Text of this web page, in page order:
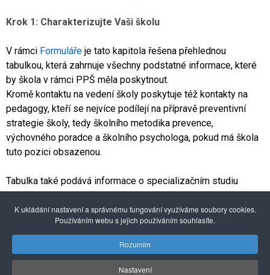
Krok 1: Charakterizujte Vaši školu
V rámci Formuláře je tato kapitola řešena přehlednou
tabulkou, která zahrnuje všechny podstatné informace, které
by škola v rámci PPŠ měla poskytnout.
Kromě kontaktu na vedení školy poskytuje též kontakty na
pedagogy, kteří se nejvíce podílejí na přípravě preventivní
strategie školy, tedy školního metodika prevence,
výchovného poradce a školního psychologa, pokud má škola
tuto pozici obsazenou.
Tabulka také podává informace o specializačním studiu
školního metodika prevence, popřípadě výchovného poradce
a realizátorovi tohoto vzdělávání. Z tabulky je samozřejmě
patrné o jaký typ školy se jedná, informuje o počtu tříd ve
škole, počtu žáků a pedagogických pracovníků.
K ukládání nastavení a správnému fungování využíváme soubory cookies.
Používáním webu s jejich používáním souhlasíte.
Rozumím
Nastavení